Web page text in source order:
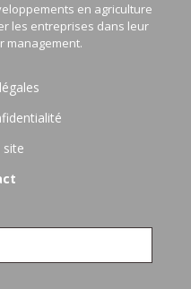
en agriculture
les entreprises dans leur
management.
site